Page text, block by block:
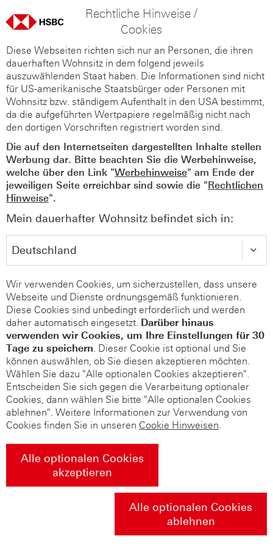
Rechtliche Hinweise /
Cookies
Diese Webseiten richten sich nur an Personen, die ihren
dauerhaften Wohnsitz in dem folgend jeweils
auszuwählenden Staat haben. Die Informationen sind nicht
für US-amerikanische Staatsbürger oder Personen mit
Wohnsitz bzw. ständigem Aufenthalt in den USA bestimmt,
da die aufgeführten Wertpapiere regelmäßig nicht nach
den dortigen Vorschriften registriert worden sind.
Die auf den Internetseiten dargestellten Inhalte stellen
Werbung dar. Bitte beachten Sie die Werbehinweise,
welche über den Link "Werbehinweise" am Ende der
jeweiligen Seite erreichbar sind sowie die "Rechtlichen
Hinweise".
Mein dauerhafter Wohnsitz befindet sich in:
Wir verwenden Cookies, um sicherzustellen, dass unsere
Webseite und Dienste ordnungsgemäß funktionieren.
Diese Cookies sind unbedingt erforderlich und werden
daher automatisch eingesetzt. Darüber hinaus
verwenden wir Cookies, um Ihre Einstellungen für 30
Tage zu speichern. Dieser Cookie ist optional und Sie
können auswählen, ob Sie diesen akzeptieren möchten.
Wählen Sie dazu "Alle optionalen Cookies akzeptieren".
Entscheiden Sie sich gegen die Verarbeitung optionaler
Cookies, dann wählen Sie bitte "Alle optionalen Cookies
ablehnen". Weitere Informationen zur Verwendung von
Cookies finden Sie in unseren Cookie Hinweisen.
Alle optionalen Cookies
akzeptieren
Alle optionalen Cookies
ablehnen